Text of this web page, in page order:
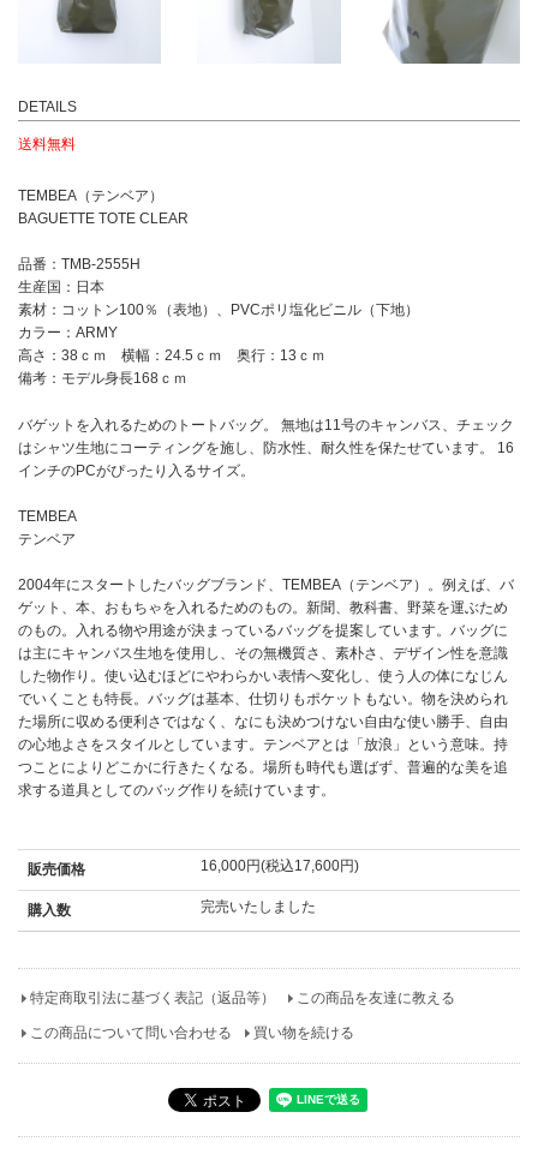
DETAILS
送料無料
TEMBEA（テンベア）
BAGUETTE TOTE CLEAR
品番：TMB-2555H
生産国：日本
素材：コットン100％（表地）、PVCポリ塩化ビニル（下地）
カラー：ARMY
高さ：38ｃｍ 横幅：24.5ｃｍ 奥行：13ｃｍ
備考：モデル身長168ｃｍ
バゲットを入れるためのトートバッグ。 無地は11号のキャンバス、チェック
はシャツ生地にコーティングを施し、防水性、耐久性を保たせています。 16
インチのPCがぴったり入るサイズ。
TEMBEA
テンベア
2004年にスタートしたバッグブランド、TEMBEA（テンベア）。例えば、バ
ゲット、本、おもちゃを入れるためのもの。新聞、教科書、野菜を運ぶため
のもの。入れる物や用途が決まっているバッグを提案しています。バッグに
は主にキャンバス生地を使用し、その無機質さ、素朴さ、デザイン性を意識
した物作り。使い込むほどにやわらかい表情へ変化し、使う人の体になじん
でいくことも特長。バッグは基本、仕切りもポケットもない。物を決められ
た場所に収める便利さではなく、なにも決めつけない自由な使い勝手、自由
の心地よさをスタイルとしています。テンベアとは「放浪」という意味。持
つことによりどこかに行きたくなる。場所も時代も選ばず、普遍的な美を追
求する道具としてのバッグ作りを続けています。
販売価格 16,000円(税込17,600円)
購入数 完売いたしました
特定商取引法に基づく表記（返品等） この商品を友達に教える
この商品について問い合わせる 買い物を続ける